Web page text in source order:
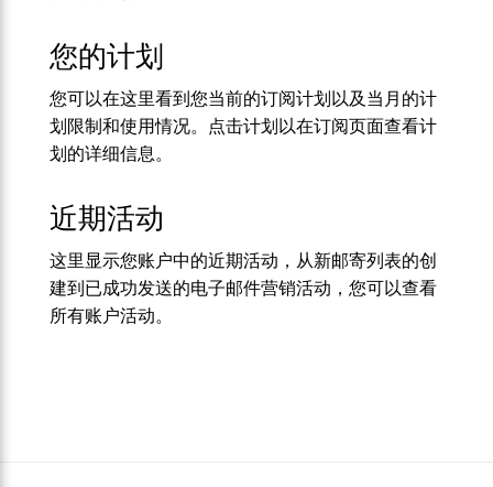
您的计划
您可以在这里看到您当前的订阅计划以及当月的计
划限制和使用情况。点击计划以在订阅页面查看计
划的详细信息。
近期活动
这里显示您账户中的近期活动，从新邮寄列表的创
建到已成功发送的电子邮件营销活动，您可以查看
所有账户活动。